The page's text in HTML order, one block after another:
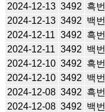
2024-12-13 3492 흑번
2024-12-13 3492 백번
2024-12-11 3492 흑번
2024-12-11 3492 백번
2024-12-10 3492 흑번
2024-12-10 3492 백번
2024-12-08 3492 흑번
2024-12-08 3492 백번